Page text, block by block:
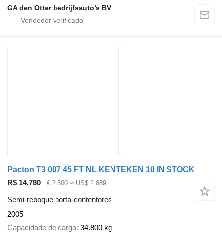
GA den Otter bedrijfsauto’s BV
Pacton T3 007 45 FT NL KENTEKEN 10 IN STOCK
R$ 14.780
€ 2.500 ≈ US$ 2.889
Semi-reboque porta-contentores
2005
Capacidade de carga 34.800 kg